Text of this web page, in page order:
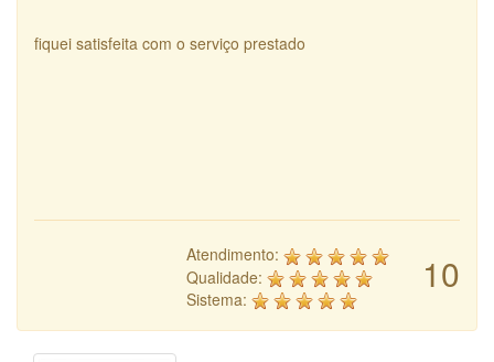
fiquei satisfeita com o serviço prestado
10
Atendimento:
Qualidade:
Sistema: